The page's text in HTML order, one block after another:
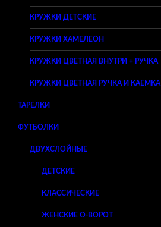
КРУЖКИ ДЕТСКИЕ
КРУЖКИ ХАМЕЛЕОН
КРУЖКИ ЦВЕТНАЯ ВНУТРИ + РУЧКА
КРУЖКИ ЦВЕТНАЯ РУЧКА И КАЕМКА
ТАРЕЛКИ
ФУТБОЛКИ
ДВУХСЛОЙНЫЕ
ДЕТСКИЕ
КЛАССИЧЕСКИЕ
ЖЕНСКИЕ O-ВОРОТ